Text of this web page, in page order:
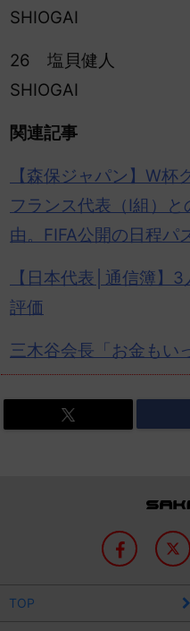
SHIOGAI
26 塩貝健人
SHIOGAI
関連記事
【森保ジャパン】W杯
フランス代表（I組）
由。FIFA公開の日程パ
【日本代表│通信簿】
評価
三木谷会長「 お金 もい
TOP